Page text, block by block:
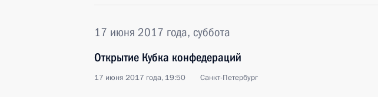
17 июня 2017 года, суббота
Открытие Кубка конфедераций
17 июня 2017 года, 19:50 Санкт-Петербург